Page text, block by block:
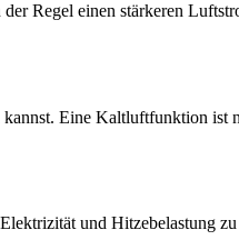
Regel einen stärkeren
kannst. Eine Kaltluftfunktion
und Hitzebelastung